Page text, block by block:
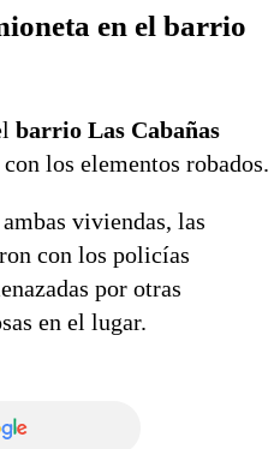
en el barrio
barrio Las Cabañas
los elementos robados.
viviendas, las
con los policías
por otras
en el lugar.